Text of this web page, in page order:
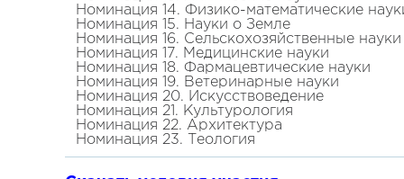
Номинация 14. Физико-математические
Номинация 15. Науки о Земле
Номинация 16. Сельскохозяйственные науки
Номинация 17. Медицинские науки
Номинация 18. Фармацевтические науки
Номинация 19. Ветеринарные науки
Номинация 20. Искусствоведение
Номинация 21. Культурология
Номинация 22. Архитектура
Номинация 23. Теология